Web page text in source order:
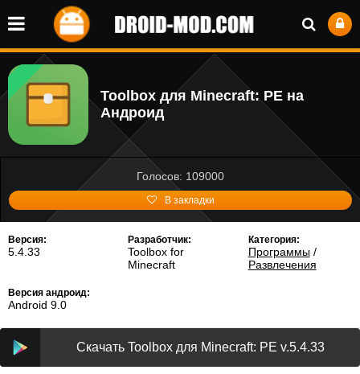
Toolbox для Minecraft: PE на
Андроид
Голосов: 109000
В закладки
Версия:
5.4.33
Разработчик:
Toolbox for
Minecraft
Категория:
Программы/
Развлечения
Версия андроид:
Android 9.0
Скачать Toolbox для Minecraft: PE v.5.4.33